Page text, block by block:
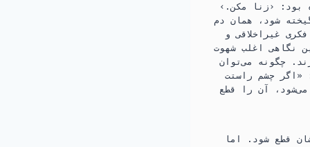
بود:‏ ‹زنا مکن.‏›
شود،‏ همان دم
غیراخلاقی و
نگاهی اغلب شهوت
چگونه می‌توان
«اگر چشم راستت
آن را قطع
قطع شود.‏ اما